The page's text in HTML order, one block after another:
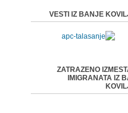
VESTI IZ BANJE
ZATRAZENO
IMIGRANATA IZ